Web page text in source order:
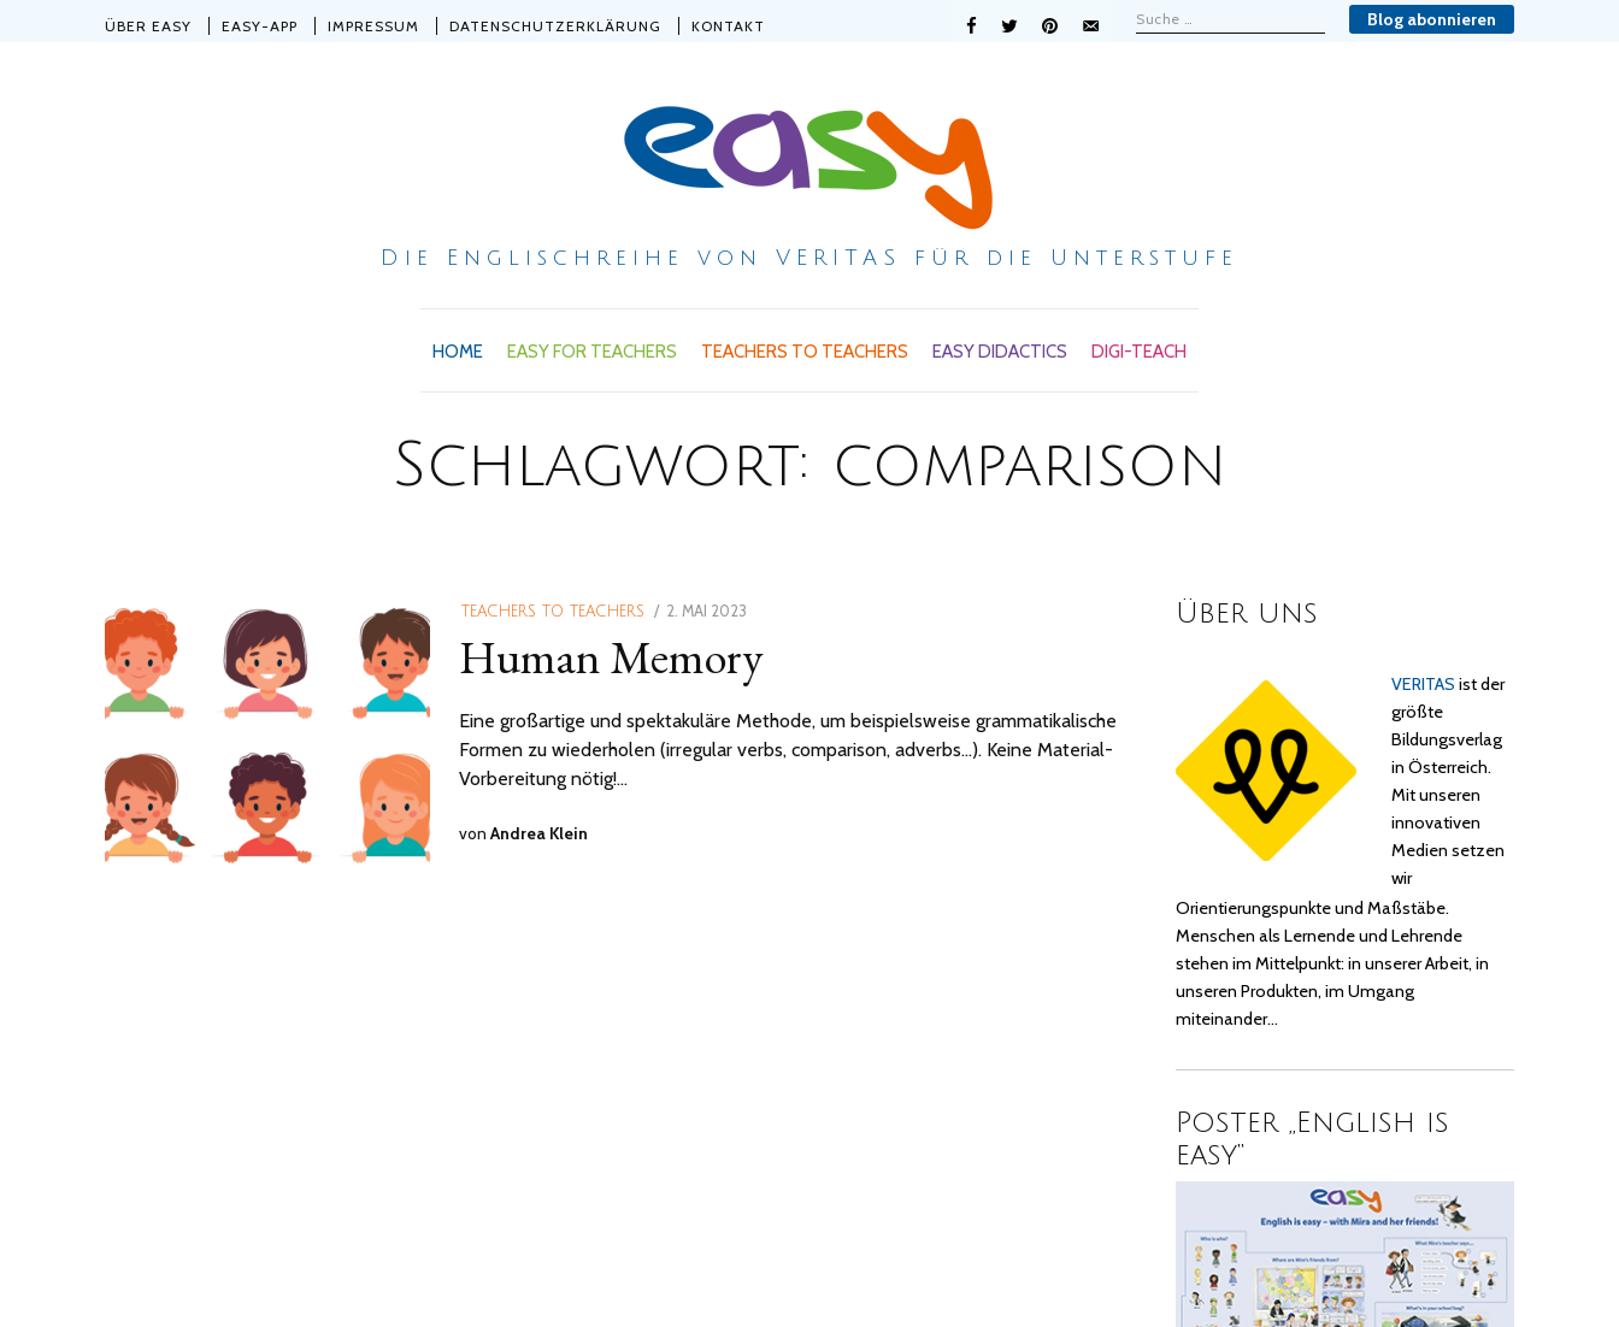
ÜBER EASY EASY-APP IMPRESSUM DATENSCHUTZERKLÄRUNG KONTAKT Blog abonnieren
Die Englischreihe von VERITAS für die Unterstufe
HOME EASY FOR TEACHERS TEACHERS TO TEACHERS EASY DIDACTICS DIGI-TEACH
Schlagwort: comparison
TEACHERS TO TEACHERS
POSTED
2. MAI 2023
Human Memory
Eine großartige und spektakuläre Methode, um beispielsweise grammatikalische
Formen zu wiederholen (irregular verbs, comparison, adverbs…). Keine Material-
Vorbereitung nötig!…
von Andrea Klein
Über uns
VERITAS ist der
größte
Bildungsverlag
in Österreich.
Mit unseren
innovativen
Medien setzen
wir
Orientierungspunkte und Maßstäbe.
Menschen als Lernende und Lehrende
stehen im Mittelpunkt: in unserer Arbeit, in
unseren Produkten, im Umgang
miteinander…
Poster „English is
easy“